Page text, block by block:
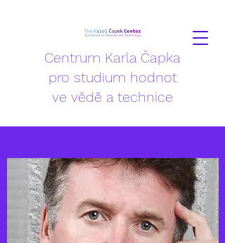
Centrum Karla Čapka
pro studium hodnot
ve vědě a technice